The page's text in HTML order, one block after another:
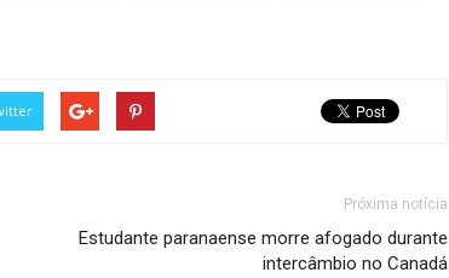
Próxima notícia
Estudante paranaense morre afogado durante
intercâmbio no Canadá